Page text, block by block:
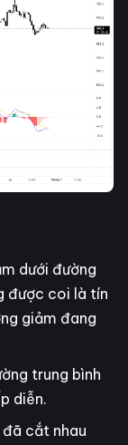
dưới đường
được coi là tín
giảm đang
trung bình
diễn.
cắt nhau